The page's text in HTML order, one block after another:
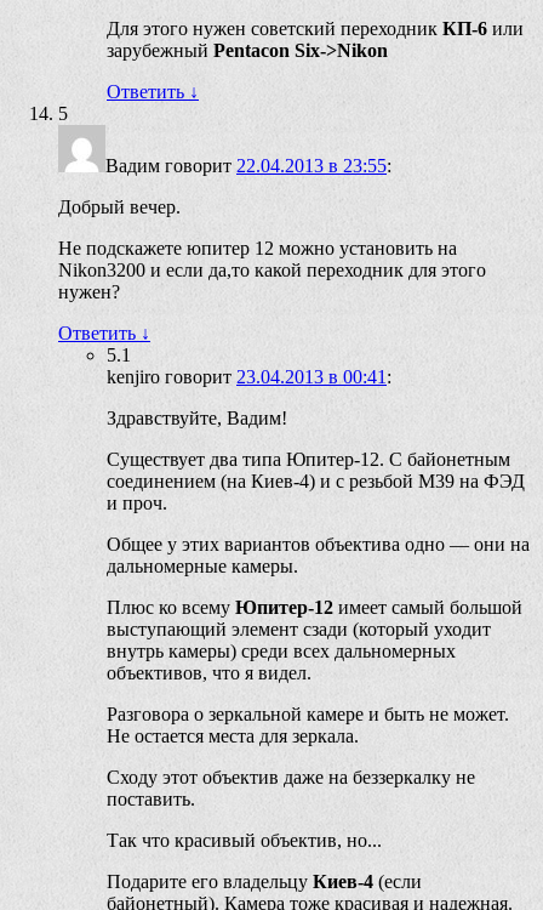
Для этого нужен советский переходник КП-6 или
зарубежный Pentacon Six->Nikon
Ответить ↓
5
Вадим говорит 22.04.2013 в 23:55:
Добрый вечер.
Не подскажете юпитер 12 можно установить на
Nikon3200 и если да,то какой переходник для этого
нужен?
Ответить ↓
5.1
kenjiro говорит 23.04.2013 в 00:41 :
Здравствуйте, Вадим!
Существует два типа Юпитер-12. С байонетным
соединением (на Киев-4) и с резьбой М39 на ФЭД
и проч.
Общее у этих вариантов объектива одно — они на
дальномерные камеры.
Плюс ко всему Юпитер-12 имеет самый большой
выступающий элемент сзади (который уходит
внутрь камеры) среди всех дальномерных
объективов, что я видел.
Разговора о зеркальной камере и быть не может.
Не остается места для зеркала.
Сходу этот объектив даже на беззеркалку не
поставить.
Так что красивый объектив, но...
Подарите его владельцу Киев-4 (если
байонетный). Камера тоже красивая и надежная.